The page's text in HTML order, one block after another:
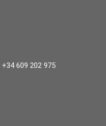
+34 609 202 975